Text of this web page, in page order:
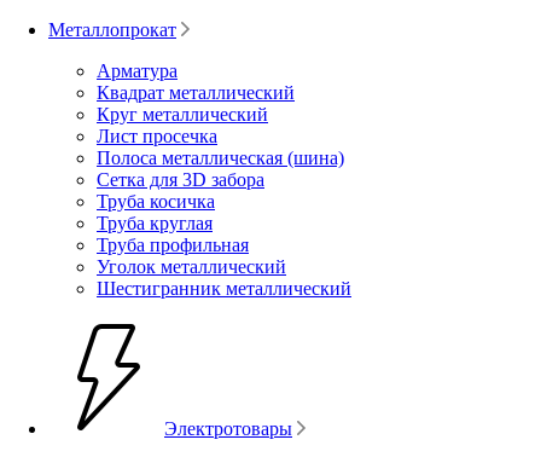
Металлопрокат
Арматура
Квадрат металлический
Круг металлический
Лист просечка
Полоса металлическая (шина)
Сетка для 3D забора
Труба косичка
Труба круглая
Труба профильная
Уголок металлический
Шестигранник металлический
Электротовары